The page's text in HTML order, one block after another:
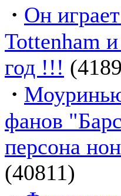
· Он
Tottenham
год !!!
·
фанов
персона
(40811)